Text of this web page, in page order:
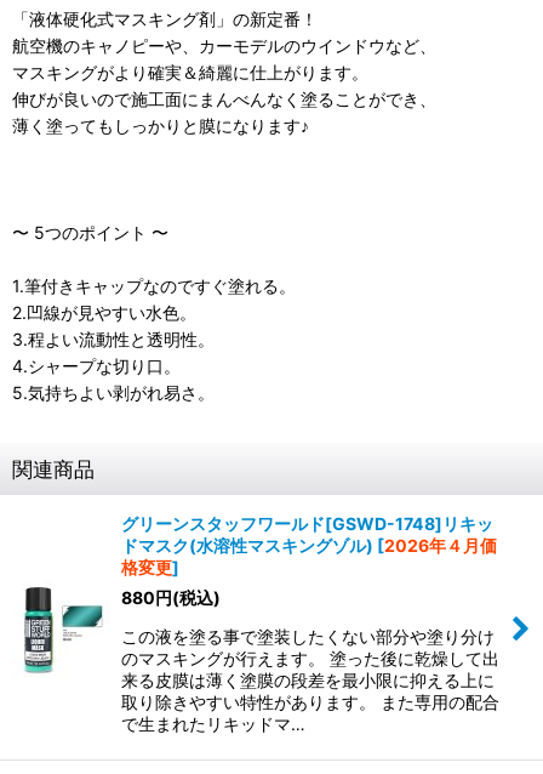
「液体硬化式マスキング剤」の新定番！
航空機のキャノピーや、カーモデルのウインドウなど、
マスキングがより確実＆綺麗に仕上がります。
伸びが良いので施工面にまんべんなく塗ることができ、
薄く塗ってもしっかりと膜になります♪
〜 5つのポイント 〜
1.筆付きキャップなのですぐ塗れる。
2.凹線が見やすい水色。
3.程よい流動性と透明性。
4.シャープな切り口。
5.気持ちよい剥がれ易さ。
関連商品
グリーンスタッフワールド[GSWD-1748]リキッ
ドマスク(水溶性マスキングゾル) [2026年４月価
格変更]
880円(税込)
この液を塗る事で塗装したくない部分や塗り分け
のマスキングが行えます。 塗った後に乾燥して出
来る皮膜は薄く塗膜の段差を最小限に抑える上に
取り除きやすい特性があります。 また専用の配合
で生まれたリキッドマ…